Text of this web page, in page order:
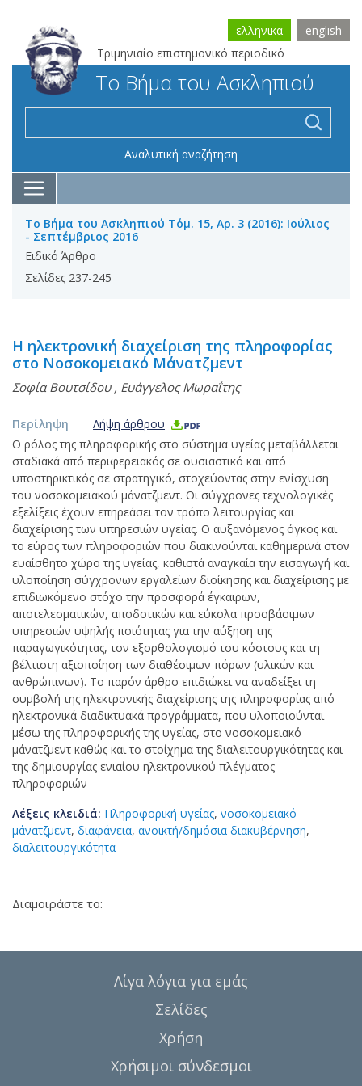
Τριμηνιαίο επιστημονικό περιοδικό
ελληνικα english
Το Βήμα του Ασκληπιού
Αναλυτική αναζήτηση
Το Βήμα του Ασκληπιού Τόμ. 15, Αρ. 3 (2016): Ιούλιος
- Σεπτέμβριος 2016
Ειδικό Άρθρο
Σελίδες 237-245
Η ηλεκτρονική διαχείριση της πληροφορίας
στο Νοσοκομειακό Μάνατζμεντ
Σοφία Βουτσίδου, Ευάγγελος Μωραΐτης
Περίληψη
Λήψη άρθρου
Ο ρόλος της πληροφορικής στο σύστημα υγείας μεταβάλλεται
σταδιακά από περιφερειακός σε ουσιαστικό και από
υποστηρικτικός σε στρατηγικό, στοχεύοντας στην ενίσχυση
του νοσοκομειακού μάνατζμεντ. Οι σύγχρονες τεχνολογικές
εξελίξεις έχουν επηρεάσει τον τρόπο λειτουργίας και
διαχείρισης των υπηρεσιών υγείας. Ο αυξανόμενος όγκος και
το εύρος των πληροφοριών που διακινούνται καθημερινά στον
ευαίσθητο χώρο της υγείας, καθιστά αναγκαία την εισαγωγή και
υλοποίηση σύγχρονων εργαλείων διοίκησης και διαχείρισης με
επιδιωκόμενο στόχο την προσφορά έγκαιρων,
αποτελεσματικών, αποδοτικών και εύκολα προσβάσιμων
υπηρεσιών υψηλής ποιότητας για την αύξηση της
παραγωγικότητας, τον εξορθολογισμό του κόστους και τη
βέλτιστη αξιοποίηση των διαθέσιμων πόρων (υλικών και
ανθρώπινων). Το παρόν άρθρο επιδιώκει να αναδείξει τη
συμβολή της ηλεκτρονικής διαχείρισης της πληροφορίας από
ηλεκτρονικά διαδικτυακά προγράμματα, που υλοποιούνται
μέσω της πληροφορικής της υγείας, στο νοσοκομειακό
μάνατζμεντ καθώς και το στοίχημα της διαλειτουργικότητας και
της δημιουργίας ενιαίου ηλεκτρονικού πλέγματος
πληροφοριών
Λέξεις κλειδιά: Πληροφορική υγείας, νοσοκομειακό
μάνατζμεντ, διαφάνεια, ανοικτή/δημόσια διακυβέρνηση,
διαλειτουργικότητα
Διαμοιράστε το:
Λίγα λόγια για εμάς
Σελίδες
Χρήση
Χρήσιμοι σύνδεσμοι